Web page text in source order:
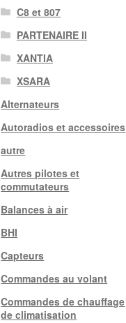
C8 et 807
PARTENAIRE II
XANTIA
XSARA
Alternateurs
Autoradios et accessoires
autre
Autres pilotes et
commutateurs
Balances à air
BHI
Capteurs
Commandes au volant
Commandes de chauffage
de climatisation